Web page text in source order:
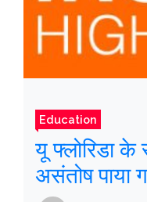
Education
यू फ्लोरिडा के
असंतोष पाया